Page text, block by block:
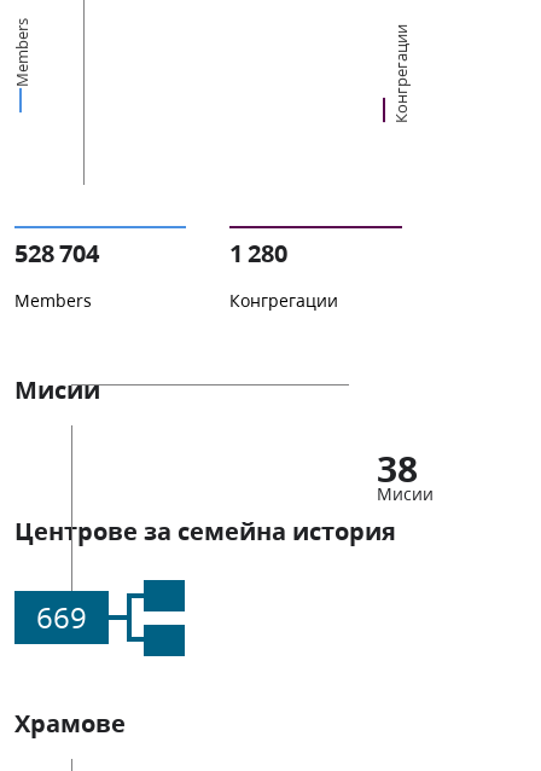
Members Конгрегации
528 704
Members
1 280
Конгрегации
Мисии
38
Мисии
Центрове за семейна история
669
Храмове